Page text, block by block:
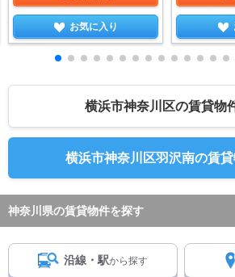
お気に入り
横浜市神奈川区の賃貸物
横浜市神奈川区羽沢南の賃
神奈川県の賃貸物件を探す
沿線・駅から探す